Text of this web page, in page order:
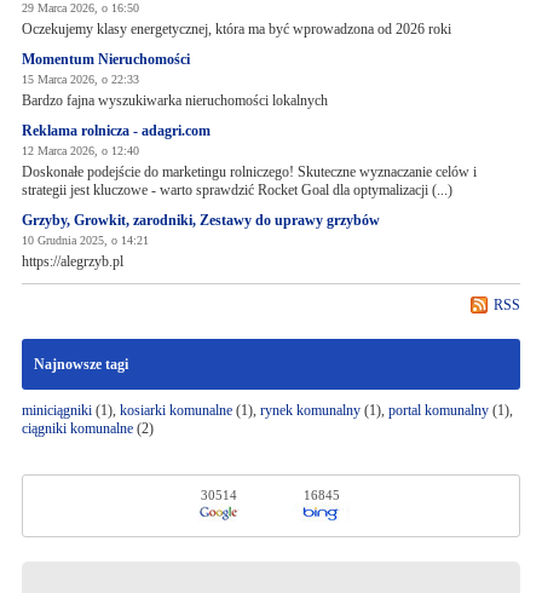
29 Marca 2026, o 16:50
Oczekujemy klasy energetycznej, która ma być wprowadzona od 2026 roki
Momentum Nieruchomości
15 Marca 2026, o 22:33
Bardzo fajna wyszukiwarka nieruchomości lokalnych
Reklama rolnicza - adagri.com
12 Marca 2026, o 12:40
Doskonałe podejście do marketingu rolniczego! Skuteczne wyznaczanie celów i
strategii jest kluczowe - warto sprawdzić Rocket Goal dla optymalizacji (...)
Grzyby, Growkit, zarodniki, Zestawy do uprawy grzybów
10 Grudnia 2025, o 14:21
https://alegrzyb.pl
RSS
Najnowsze tagi
miniciągniki(1), kosiarki komunalne(1), rynek komunalny(1), portal komunalny(1),
ciągniki komunalne(2)
30514 16845